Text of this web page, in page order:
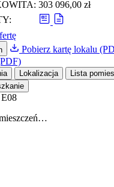
303 096,00 zł
Pobierz kartę lokalu
Lokalizacja
Lista